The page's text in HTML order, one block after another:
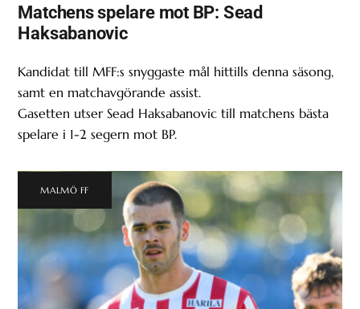
Matchens spelare mot BP: Sead
Haksabanovic
Kandidat till MFF:s snyggaste mål hittills denna säsong,
samt en matchavgörande assist.
Gasetten utser Sead Haksabanovic till matchens bästa
spelare i 1-2 segern mot BP.
MALMÖ FF